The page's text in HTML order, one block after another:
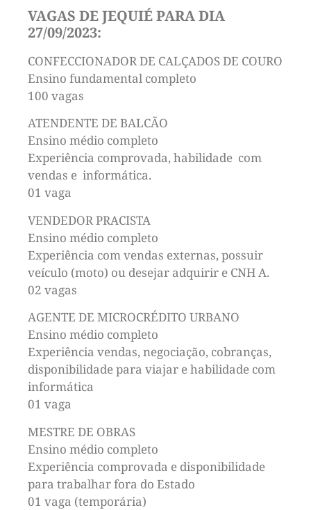
VAGAS DE JEQUIÉ PARA DIA
27/09/2023:
CONFECCIONADOR DE CALÇADOS DE COURO
Ensino fundamental completo
100 vagas
ATENDENTE DE BALCÃO
Ensino médio completo
Experiência comprovada, habilidade com
vendas e informática.
01 vaga
VENDEDOR PRACISTA
Ensino médio completo
Experiência com vendas externas, possuir
veículo (moto) ou desejar adquirir e CNH A.
02 vagas
AGENTE DE MICROCRÉDITO URBANO
Ensino médio completo
Experiência vendas, negociação, cobranças,
disponibilidade para viajar e habilidade com
informática
01 vaga
MESTRE DE OBRAS
Ensino médio completo
Experiência comprovada e disponibilidade
para trabalhar fora do Estado
01 vaga (temporária)